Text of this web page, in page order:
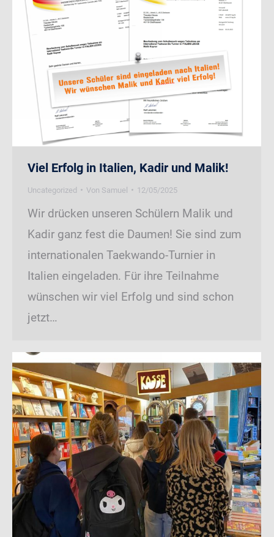
Viel Erfolg in Italien, Kadir und Malik!
Uncategorized Von Samuel 12/05/2025
Wir drücken unseren Schülern Malik und
Kadir ganz fest die Daumen! Sie sind zum
internationalen Taekwando-Turnier in
Italien eingeladen. Für ihre Teilnahme
wünschen wir viel Erfolg und sind schon
jetzt…